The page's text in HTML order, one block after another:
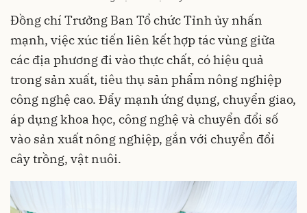
Đồng chí Trưởng Ban Tổ chức Tỉnh ủy nhấn
mạnh, việc xúc tiến liên kết hợp tác vùng giữa
các địa phương đi vào thực chất, có hiệu quả
trong sản xuất, tiêu thụ sản phẩm nông nghiệp
công nghệ cao. Đẩy mạnh ứng dụng, chuyển giao,
áp dụng khoa học, công nghệ và chuyển đổi số
vào sản xuất nông nghiệp, gắn với chuyển đổi
cây trồng, vật nuôi.